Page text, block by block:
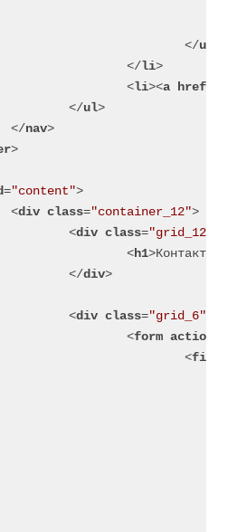
</ul
</li>
<li><a href=
</ul>
</nav>
>
="content">
<div class="container_12">
<div class="grid_12"
<h1>Контакты
</div>
<div class="grid_6"
<form action
<